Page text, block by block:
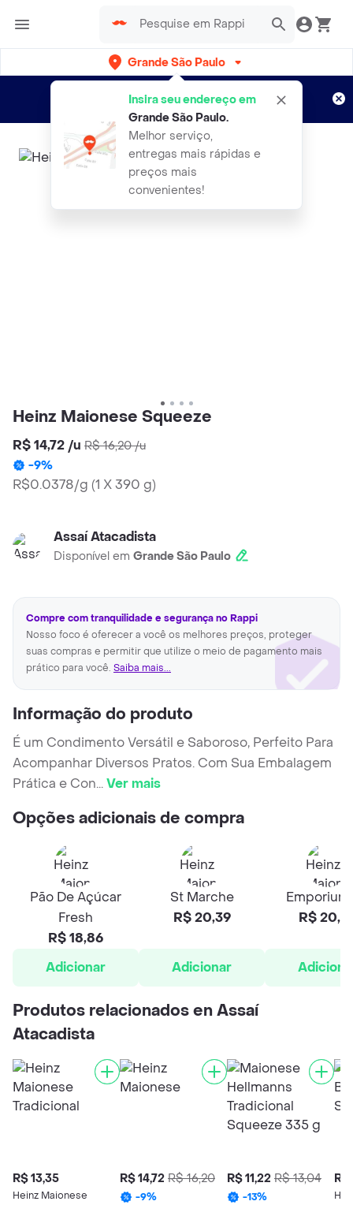
Grande São Paulo
Insira seu endereço em
Grande São Paulo.
Melhor serviço,
entregas mais rápidas e
preços mais
convenientes!
Entregas grátis por 15 dias!
Aplicam T&C
Heinz Maionese Squeeze
R$ 14,72 /u R$ 16,20/u
-9%
R$0.0378/g (1 X 390 g)
Assaí Atacadista
Disponível em Grande São Paulo
Compre com tranquilidade e segurança no Rappi
Nosso foco é oferecer a você os melhores preços, proteger
suas compras e permitir que utilize o meio de pagamento mais
prático para você. Saiba mais...
Informação do produto
É um Condimento Versátil e Saboroso, Perfeito Para
Acompanhar Diversos Pratos. Com Sua Embalagem
Prática e Con...Ver mais
Opções adicionais de compra
Pão De Açúcar
Fresh
R$ 18,86
Adicionar
St Marche
R$ 20,39
Adicionar
Emporium
R$
Produtos relacionados en Assaí
Atacadista
R$ 13,35
Heinz Maionese
R$ 14,72 R$ 16,20
-9%
R$ 11,22 R$ 13,04
-13%